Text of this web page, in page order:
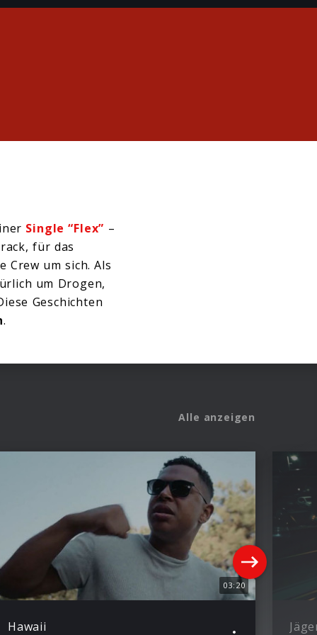
Single “Flex” –
für das
Crew um sich. Als
um Drogen,
Geschichten
.
Alle anzeigen
03:20
Hawaii